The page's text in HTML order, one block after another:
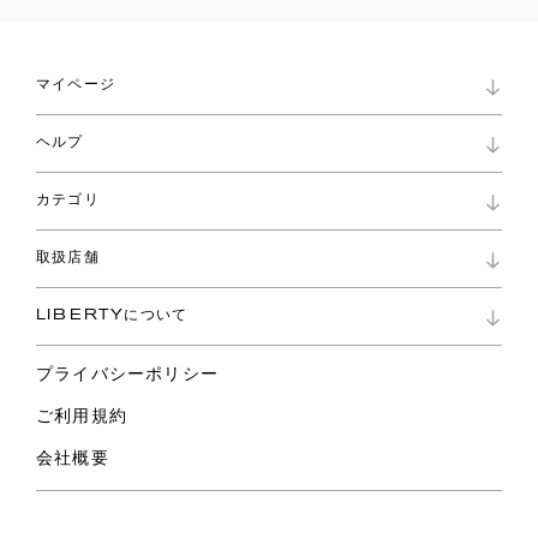
マイページ
ロイヤリティプログラム
パスワード再設定
ショッピングバッグ
ヘルプ
お問い合わせ
よくあるご質問
ご利用ガイド
カテゴリ
コレクション
ファブリックス
バッグ
スカーフ
ウェア
ライフスタイル
スペシャル
取扱店舗
リバティ・ファブリックス
LIBERTYについて
プライバシーポリシー
ご利用規約
会社概要